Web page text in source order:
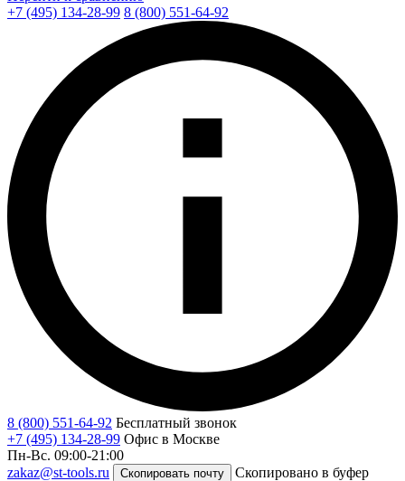
+7 (495) 134-28-99 8 (800) 551-64-92
8 (800) 551-64-92 Бесплатный звонок
+7 (495) 134-28-99 Офис в Москве
Пн-Вс. 09:00-21:00
zakaz@st-tools.ru
Скопировать почту
Скопировано в буфер